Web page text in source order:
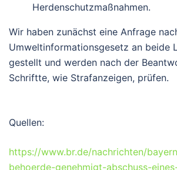
Herdenschutzmaßnahmen.
Wir haben zunächst eine Anfrage
Umweltinformationsgesetz an beide
gestellt und werden nach der
Schriftte, wie Strafanzeigen, prüfen.
Quellen:
https://www.br.de/nachrichten/
behoerde-genehmigt-abschuss-